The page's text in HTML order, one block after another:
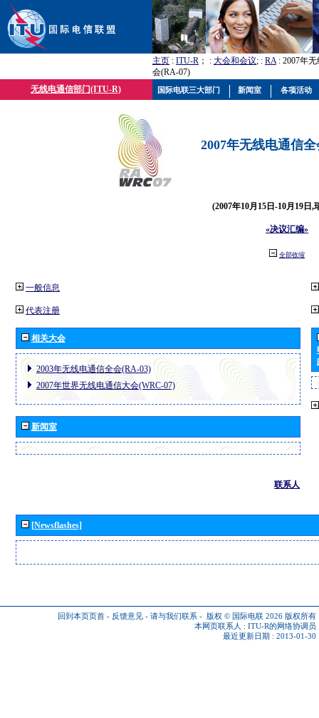
主页 : ITU-R ； : 大会和会议; : RA: 2007年
会(RA-07)
无线电通信部门(ITU-R)
2007年无线电通信
(2007年10月15日-10月19日,
«决议汇编»
全部收缩
一般信息
代表注册
相关大会
2003年无线电通信全会(RA-03)
2007年世界无线电通信大会(WRC-07)
新闻室
联系人
[Newsflashes]
回到本页页首 - 反馈意见 - 请与我们联系 - 版权 © 国际电联 2026 版权所有
本网页联系人 : ITU-R的网络协调员
最近更新日期 : 2013-01-30
国际电联三大部门 新闻室 各项活动